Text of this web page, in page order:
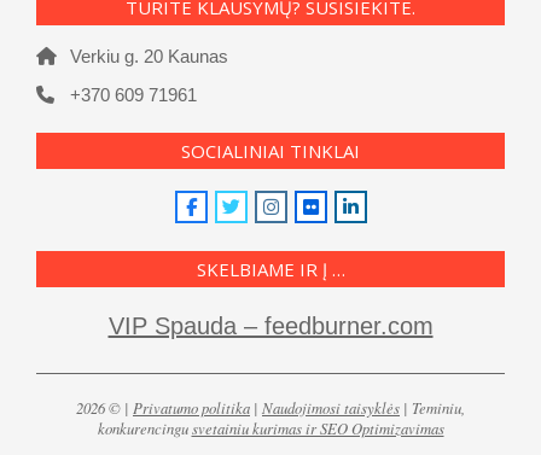
TURITE KLAUSYMŲ? SUSISIEKITE.
Verkiu g. 20 Kaunas
+370 609 71961
SOCIALINIAI TINKLAI
SKELBIAME IR Į …
VIP Spauda – feedburner.com
2026 © | Privatumo politika | Naudojimosi taisyklės | Teminiu,
konkurencingusvetainiu kurimas ir SEO Optimizavimas